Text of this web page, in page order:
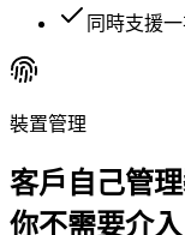
同時支援
裝置管理
客戶自己管
你不需要介入